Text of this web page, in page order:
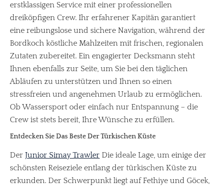
erstklassigen Service mit einer professionellen
dreiköpfigen Crew. Ihr erfahrener Kapitän garantiert
eine reibungslose und sichere Navigation, während der
Bordkoch köstliche Mahlzeiten mit frischen, regionalen
Zutaten zubereitet. Ein engagierter Decksmann steht
Ihnen ebenfalls zur Seite, um Sie bei den täglichen
Abläufen zu unterstützen und Ihnen so einen
stressfreien und angenehmen Urlaub zu ermöglichen.
Ob Wassersport oder einfach nur Entspannung – die
Crew ist stets bereit, Ihre Wünsche zu erfüllen.
Entdecken Sie Das Beste Der Türkischen Küste
Der Junior Simay Trawler Die ideale Lage, um einige der
schönsten Reiseziele entlang der türkischen Küste zu
erkunden. Der Schwerpunkt liegt auf Fethiye und Göcek,